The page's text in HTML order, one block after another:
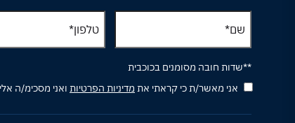
אני מאשר/ת כי קראתי את מדיניות הפרטיות ואני מסכימ/ה
**שדות חובה מסומנים בכוכבית